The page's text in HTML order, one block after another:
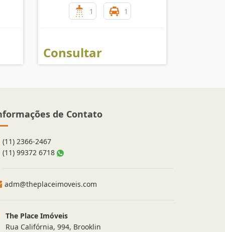
1 1
Consultar
de Contato
(11) 2366-2467
(11) 99372 6718
adm@theplaceimoveis.com
The Place Imóveis
Rua Califórnia, 994, Brooklin